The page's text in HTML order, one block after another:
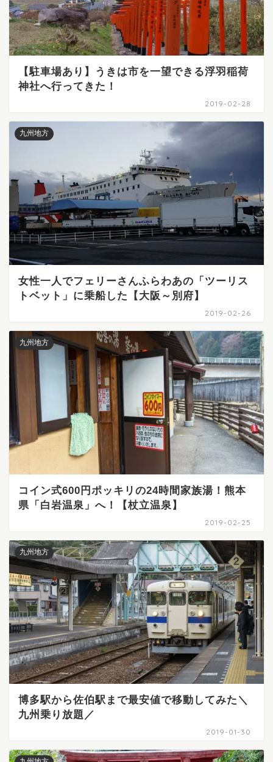
【駐車場あり】うきは市を一望できる浮羽稲荷
神社へ行ってきた！
2019-02-28
九州地方
女性一人でフェリーさんふらわあの「ツーリス
トベット」に乗船した【大阪～別府】
2019-02-26
九州地方
コイン式600円ポッキリの24時間家族湯！熊本
県「白岩温泉」へ！【杖立温泉】
2019-02-25
九州地方
博多駅から佐伯駅まで最安値で移動してみた＼
九州乗り放題／
2019-01-30